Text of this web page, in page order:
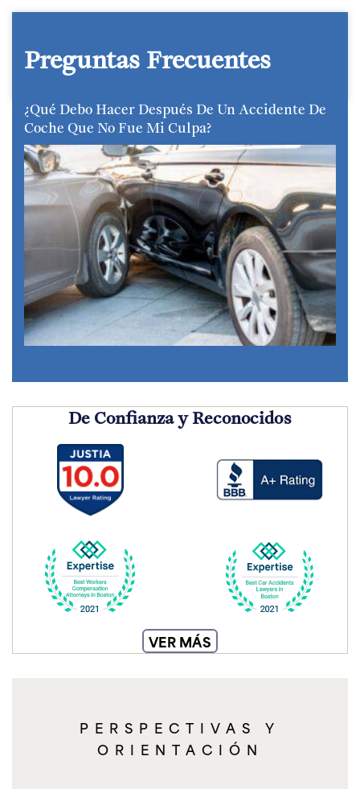
Preguntas Frecuentes
¿Qué Debo Hacer Después De Un Accidente De
Coche Que No Fue Mi Culpa?
De Confianza y Reconocidos
VER MÁS
PERSPECTIVAS Y
ORIENTACIÓN